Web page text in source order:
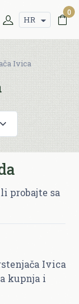
HR
0
Ivica
probajte sa
Ivica
kupnja i